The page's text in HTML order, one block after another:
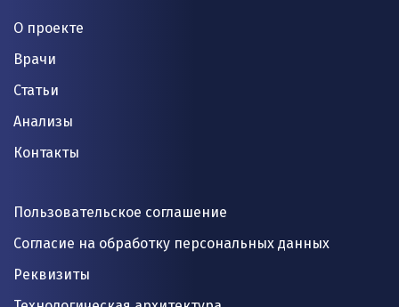
О проекте
Врачи
Статьи
Анализы
Контакты
Пользовательское соглашение
Согласие на обработку персональных данных
Реквизиты